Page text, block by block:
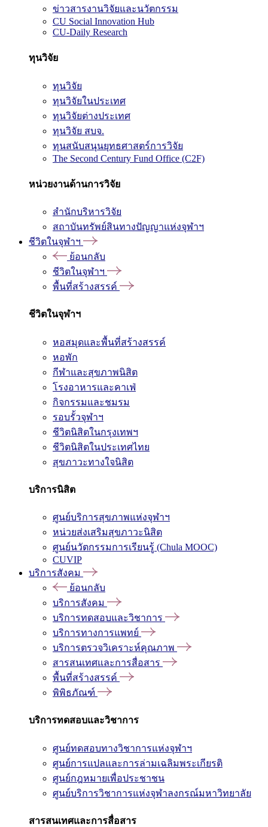
ข่าวสารงานวิจัยและนวัตกรรม
CU Social Innovation Hub
CU-Daily Research
ทุนวิจัย
ทุนวิจัย
ทุนวิจัยในประเทศ
ทุนวิจัยต่างประเทศ
ทุนวิจัย สบจ.
ทุนสนับสนุนยุทธศาสตร์การวิจัย
The Second Century Fund Office (C2F)
หน่วยงานด้านการวิจัย
สำนักบริหารวิจัย
สถาบันทรัพย์สินทางปัญญาแห่งจุฬาฯ
ชีวิตในจุฬาฯ
ย้อนกลับ
ชีวิตในจุฬาฯ
พื้นที่สร้างสรรค์
ชีวิตในจุฬาฯ
หอสมุดและพื้นที่สร้างสรรค์
หอพัก
กีฬาและสุขภาพนิสิต
โรงอาหารและคาเฟ่
กิจกรรมและชมรม
รอบรั้วจุฬาฯ
ชีวิตนิสิตในกรุงเทพฯ
ชีวิตนิสิตในประเทศไทย
สุขภาวะทางใจนิสิต
บริการนิสิต
ศูนย์บริการสุขภาพแห่งจุฬาฯ
หน่วยส่งเสริมสุขภาวะนิสิต
ศูนย์นวัตกรรมการเรียนรู้ (Chula MOOC)
CUVIP
บริการสังคม
ย้อนกลับ
บริการสังคม
บริการทดสอบและวิชาการ
บริการทางการแพทย์
บริการตรวจวิเคราะห์คุณภาพ
สารสนเทศและการสื่อสาร
พื้นที่สร้างสรรค์
พิพิธภัณฑ์
บริการทดสอบและวิชาการ
ศูนย์ทดสอบทางวิชาการแห่งจุฬาฯ
ศูนย์การแปลและการล่ามเฉลิมพระเกียรติ
ศูนย์กฎหมายเพื่อประชาชน
ศูนย์บริการวิชาการแห่งจุฬาลงกรณ์มหาวิทยาลัย
สารสนเทศและการสื่อสาร